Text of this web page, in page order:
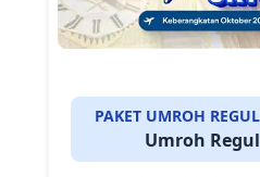
PAKET UMROH
Umroh